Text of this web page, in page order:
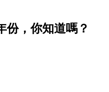
份，你知道嗎？